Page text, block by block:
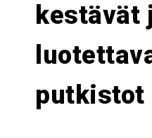
kestävät
putkistot